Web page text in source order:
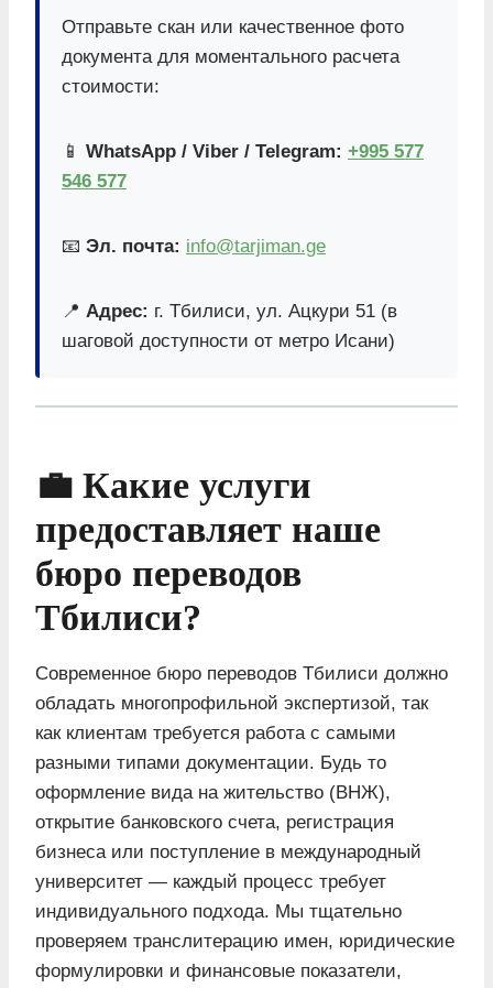
Отправьте скан или качественное фото
документа для моментального расчета
стоимости:
📱 WhatsApp / Viber / Telegram: +995 577
546 577
📧 Эл. почта: info@tarjiman.ge
📍 Адрес: г. Тбилиси, ул. Ацкури 51 (в
шаговой доступности от метро Исани)
💼 Какие услуги
предоставляет наше
бюро переводов
Тбилиси?
Современное бюро переводов Тбилиси должно
обладать многопрофильной экспертизой, так
как клиентам требуется работа с самыми
разными типами документации. Будь то
оформление вида на жительство (ВНЖ),
открытие банковского счета, регистрация
бизнеса или поступление в международный
университет — каждый процесс требует
индивидуального подхода. Мы тщательно
проверяем транслитерацию имен, юридические
формулировки и финансовые показатели,